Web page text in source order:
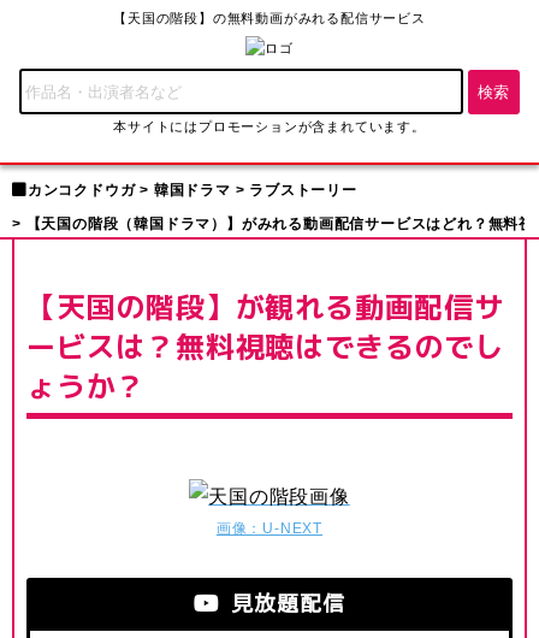
【天国の階段】の無料動画がみれる配信サービス
本サイトにはプロモーションが含まれています。
カンコクドウガ 韓国ドラマ
ラブストーリー
【天国の階段（韓国ドラマ）】がみれる動画配信サービスはどれ？無料
【天国の階段】が観れる動画配信サ
ービスは？無料視聴はできるのでし
ょうか？
画像：U-NEXT
見放題配信